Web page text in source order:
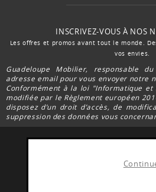
INSCRIVEZ-VOUS À NOS
Les offres et promos avant tout le monde.
vos envies.
Guadeloupe Mobilier, responsable
adresse email pour vous envoyer notre
Conformément à la loi "Informatique et
modifiée par le Règlement européen
disposez d’un droit d’accès, de
suppression des données vous